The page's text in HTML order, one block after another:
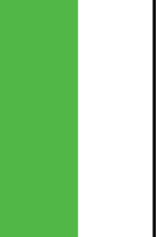
5 stjerner.